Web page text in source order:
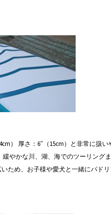
） 厚さ：6″（15cm）と非常に扱
やかな川、湖、海でのツーリング
ため、お子様や愛犬と一緒にパド